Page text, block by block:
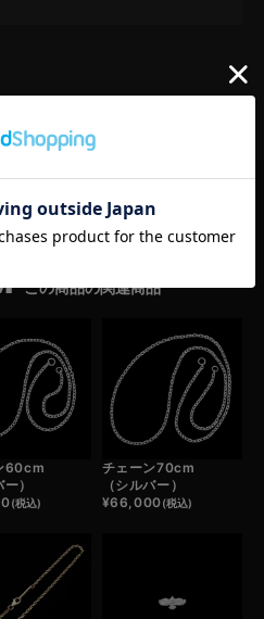
この商品の関連商品
60cm
）
(税込)
チェーン70cm
（シルバー）
¥66,000(税込)